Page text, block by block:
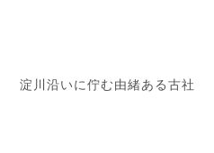
淀川沿いに佇む由緒ある古社